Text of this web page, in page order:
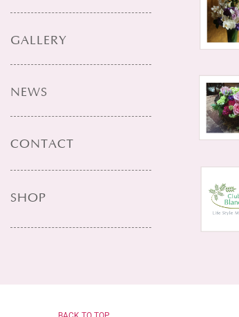
GALLERY
NEWS
CONTACT
SHOP